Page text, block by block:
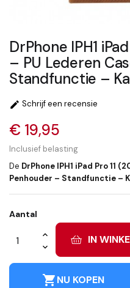
DrPhone IPH1
– PU Lederen
Standfunctie –
 Schrijf een recensie
€ 19,95
Inclusief belasting
De DrPhone IPH1 iPad Pro 11
Penhouder – Standfunctie –
Aantal
IN
shopping_cartNU KOPEN